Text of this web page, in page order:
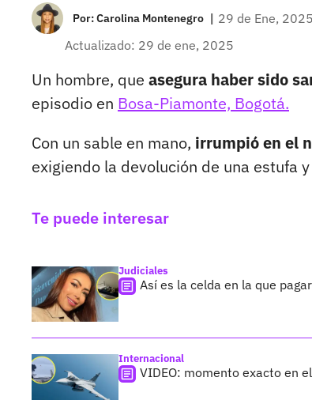
Por:Carolina Montenegro | 29 de Ene, 2025
Actualizado: 29 de ene, 2025
Un hombre, que asegura haber sido
episodio en Bosa-Piamonte, Bogotá.
Con un sable en mano, irrumpió en el
exigiendo la devolución de una estufa
Te puede interesar
Judiciales
Así es la celda en la que
Internacional
VIDEO: momento exacto en